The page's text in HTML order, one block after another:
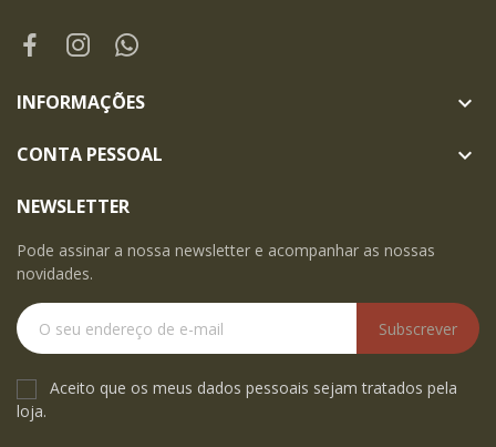
INFORMAÇÕES 
CONTA PESSOAL 
NEWSLETTER
Pode assinar a nossa newsletter e acompanhar as nossas
novidades.
Subscrever
Aceito que os meus dados pessoais sejam tratados pela
loja.